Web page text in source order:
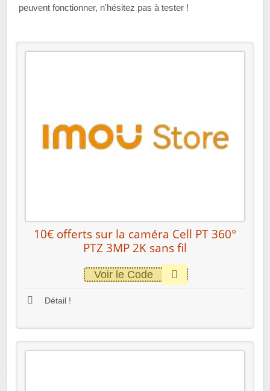
peuvent fonctionner, n'hésitez pas à tester !
10€ offerts sur la caméra Cell PT 360°
PTZ 3MP 2K sans fil
Voir le Code
Détail !